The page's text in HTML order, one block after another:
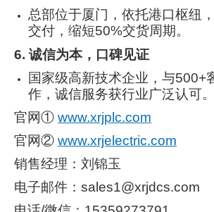
总部位于厦门，依托港口枢纽
交付，缩短50%交货周期。
6. 诚信为本，口碑见证
国家级高新技术企业，与500+
作，诚信服务获行业广泛认可。
官网① www.xrjplc.com
官网② www.xrjelectric.com
销售经理：刘锦玉
电子邮件：sales1@xrjdcs.com